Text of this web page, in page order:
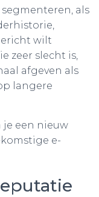
als
wilt
zeer slecht is,
afgeven als
langere
je een nieuw
e-